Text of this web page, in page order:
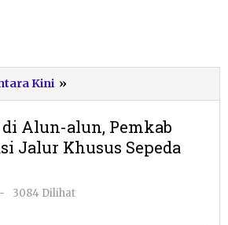
Kini »
CFN
Alun-
alun,
Regulasi
Alun-alun, Pemkab
Jalur Khusus Sepeda
oleh
-
3084 Dilihat